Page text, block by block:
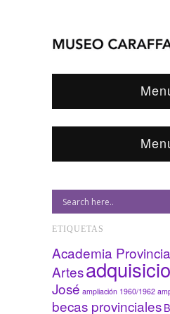
ETIQUETAS
Academia
Artes
José ampliación 1960/1962
becas provinciales